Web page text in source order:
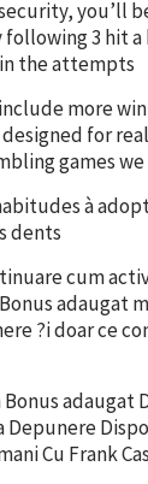
you’ll
3 hit a
the attempts
more
for
games
à
dents
cum
adaugat
?i doar ce
adaugat
Depunere
Cu Frank